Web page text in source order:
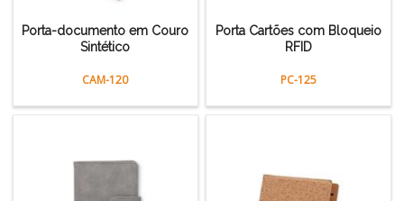
Porta-documento em Couro
Sintético
CAM-120
Porta Cartões com Bloqueio
RFID
PC-125